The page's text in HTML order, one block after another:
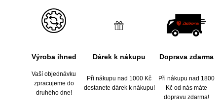
Výroba ihned Dárek k nákupu Doprava zdarma
Vaší objednávku
zpracujeme do
druhého dne!
Při nákupu nad 1000 Kč
dostanete dárek k nákupu!
Při nákupu nad 1800
Kč od nás máte
dopravu zdarma!